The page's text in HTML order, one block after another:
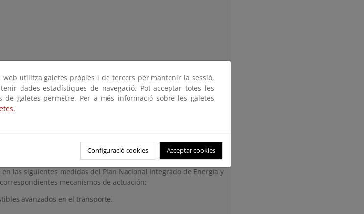
de emisiones que se han desarrollado en el sector
tres grandes grupos:
trasvase modal en pasajeros y en mercancías.
alternativos en el transporte.
las siguientes medidas del Plan Nacional Integrado de Energía y
mecanismos de actuación:
avanzados en el transporte.
utilitza galetes pròpies i de tercers per mantenir la sessió,
dades estadístiques de navegació. Pot acceptar totes les
galetes permetre. Per a més informació sobre les galetes
Configuració cookies Acceptar cookies